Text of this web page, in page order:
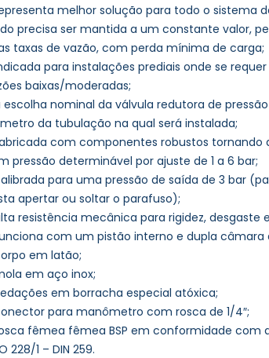
melhor solução para todo o sistema
precisa ser mantida a um constante valor,
taxas de vazão, com perda mínima de carga;
para instalações prediais onde se
baixas/moderadas;
escolha nominal da válvula redutora de
da tubulação na qual será instalada;
com componentes robustos tornando
pressão determinável por ajuste de 1 a 6 bar;
para uma pressão de saída de 3 bar
apertar ou soltar o parafuso);
resistência mecânica para rigidez, desgaste
com um pistão interno e dupla câmara
em latão;
em aço inox;
em borracha especial atóxica;
para manômetro com rosca de 1/4″;
fêmea fêmea BSP em conformidade com
228/1 – DIN 259.